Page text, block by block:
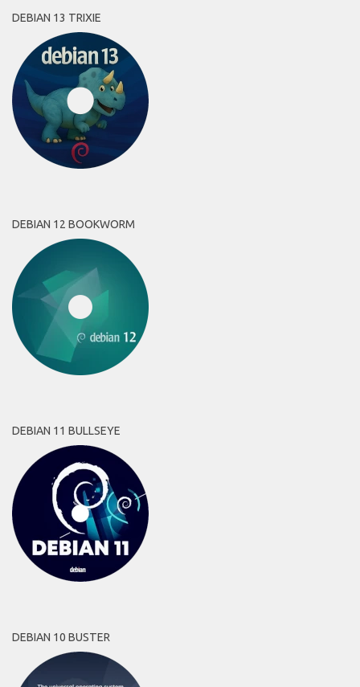
DEBIAN 13 TRIXIE
DEBIAN 12 BOOKWORM
DEBIAN 11 BULLSEYE
DEBIAN 10 BUSTER